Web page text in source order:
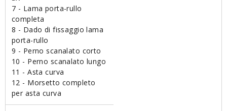
7 - Lama porta-rullo
completa
8 - Dado di fissaggio lama
porta-rullo
9 - Perno scanalato corto
10 - Perno scanalato lungo
11 - Asta curva
12 - Morsetto completo
per asta curva